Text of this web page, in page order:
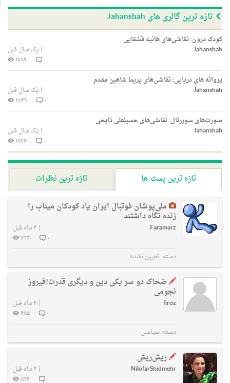
تازه ترین گالری های Jahanshah
کودک درون: نقاشی‌های هانیه قشقایی
Jahanshah
| یک سال قبل
۰
۱۷۸۹
پروانه های دریایی: نقاشی‌های پریما شاهین مقدم
Jahanshah
| یک سال قبل
۰
۱۸۴۹
صورت‌های سوررئال: نقاشی‌های حسینعلی ذابحی
Jahanshah
| یک سال قبل
۰
۱۸۷۶
تازه ترین پست ها
تازه ترین نظرات
ملی‌پوشان فوتبال ایران یاد کودکان میناب را
زنده نگاه داشتند
Faramarz
| ۴ ماه قبل
۰
۷۲۴
دسته: تعیین نشده
ضحاک دو سر یکی دین و دیگری قدرت!فیروز
نجومی
firoz
| ۴ ماه قبل
۰
۶۸۵
دسته:سیاسی
ریش‌ریش
NilofarShidmehr
| ۴ ماه قبل
۰
۸۲۶